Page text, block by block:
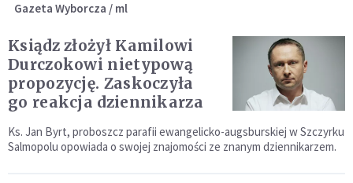
Gazeta Wyborcza / ml
Ksiądz złożył Kamilowi
Durczokowi nietypową
propozycję. Zaskoczyła
go reakcja dziennikarza
Ks. Jan Byrt, proboszcz parafii ewangelicko-augsburskiej w Szczyrku
Salmopolu opowiada o swojej znajomości ze znanym dziennikarzem.